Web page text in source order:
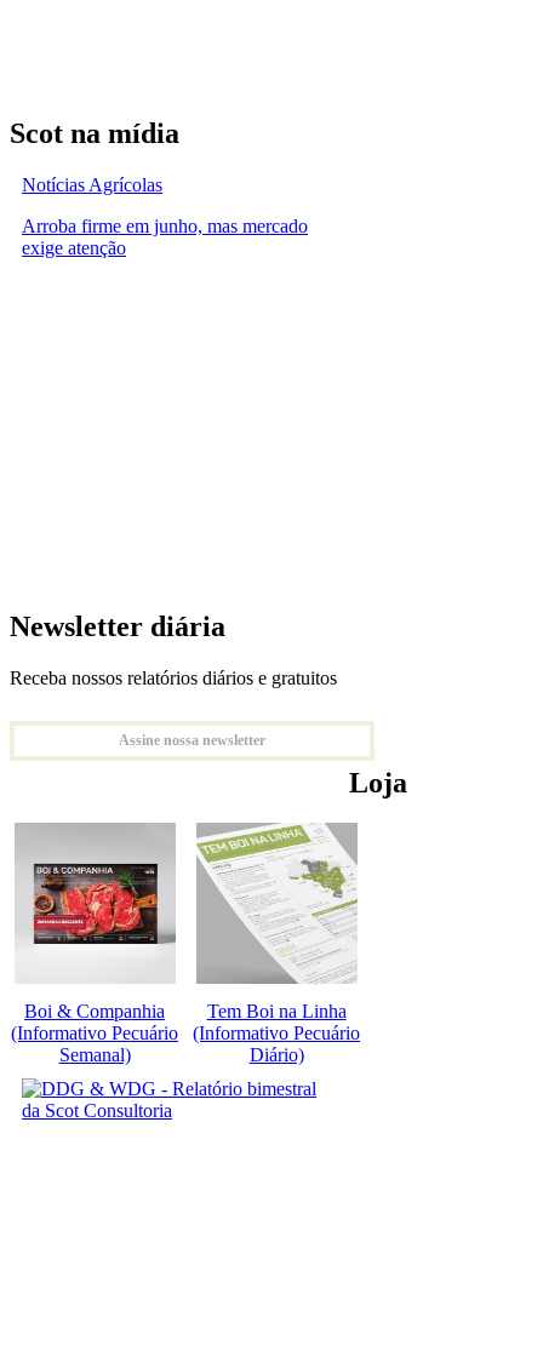
Scot na mídia
Notícias Agrícolas
Arroba firme em junho, mas mercado
exige atenção
Newsletter diária
Receba nossos relatórios diários e gratuitos
Assine nossa newsletter
Loja
Boi & Companhia
(Informativo Pecuário
Semanal)
Tem Boi na Linha
(Informativo Pecuário
Diário)